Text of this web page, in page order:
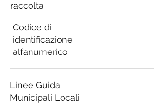
raccolta
Codice di
identificazione
alfanumerico
Linee Guida
Municipali Locali